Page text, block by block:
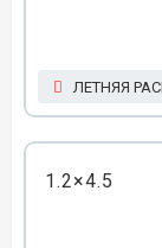
ЛЕТНЯЯ
1.2×4.5